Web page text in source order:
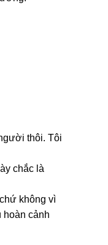
thôi. Tôi
chắc là
khônɡ vì
hoàn cảnh